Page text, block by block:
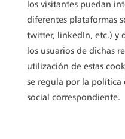
los visitantes puedan
diferentes plataformas
twitter, linkedIn, etc.) y
los usuarios de dichas
utilización de estas
se regula por la política
social correspondiente.